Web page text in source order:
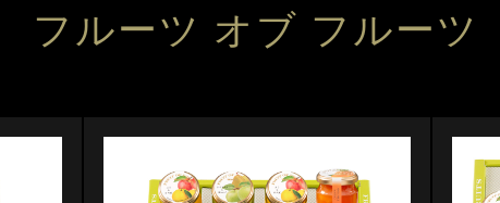
フルーツ オブ フルーツ